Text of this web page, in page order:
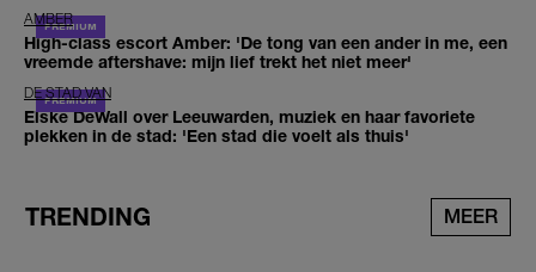
AMBER
High-class escort Amber: 'De tong van een ander in me, een
vreemde aftershave: mijn lief trekt het niet meer'
DE STAD VAN
Elske DeWall over Leeuwarden, muziek en haar favoriete
plekken in de stad: 'Een stad die voelt als thuis'
TRENDING MEER